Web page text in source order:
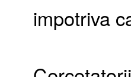
impotriva